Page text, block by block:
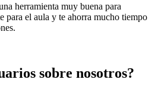
herramienta muy buena para
para el aula y te ahorra mucho tiempo
sobre nosotros?